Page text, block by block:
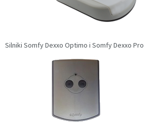
Silniki Somfy Dexxo Optimo i Somfy Dexxo Pro